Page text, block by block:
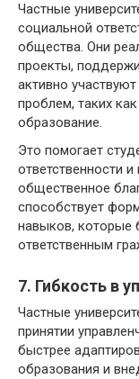
Частные
социальной
общества. Они
проекты,
активно
проблем, таких
образование.
Это помогает
ответственности
общественное
способствует
навыков, которые
ответственным
7. Гибкость в
Частные
принятии
быстрее
образования и